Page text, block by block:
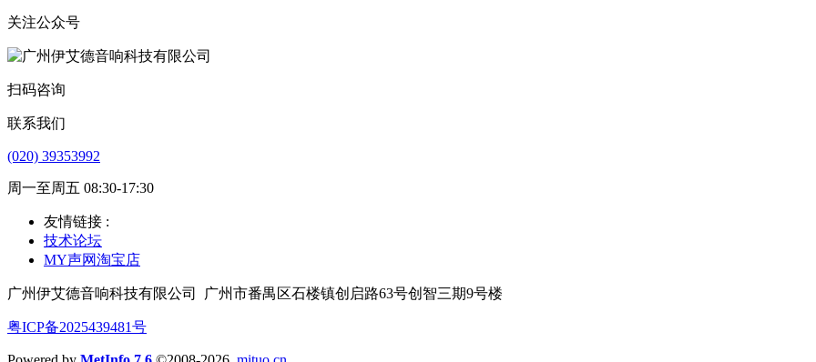
关注公众号
扫码咨询
联系我们
(020) 39353992
周一至周五 08:30-17:30
友情链接 :
技术论坛
MY声网淘宝店
广州伊艾德音响科技有限公司 广州市番禺区石楼镇创启路63号创智三期9号楼
粤ICP备2025439481号